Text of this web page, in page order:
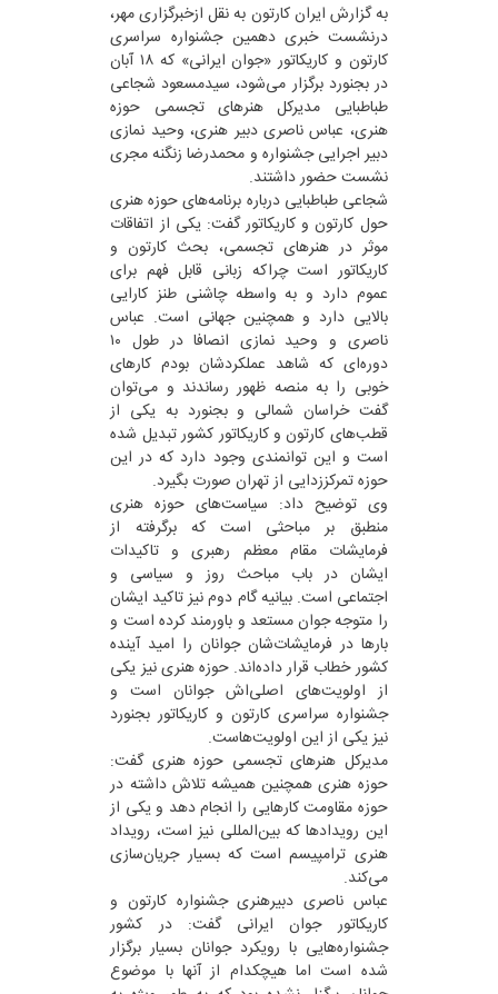
به گزارش ایران کارتون به نقل ازخبرگزاری مهر،
درنشست خبری دهمین جشنواره سراسری
کارتون و کاریکاتور «جوان ایرانی» که ۱۸ آبان
در بجنورد برگزار می‌شود، سیدمسعود شجاعی
طباطبایی مدیرکل هنرهای تجسمی حوزه
هنری، عباس ناصری دبیر هنری، وحید نمازی
دبیر اجرایی جشنواره و محمدرضا زنگنه مجری
نشست حضور داشتند.
شجاعی طباطبایی درباره برنامه‌های حوزه هنری
حول کارتون و کاریکاتور گفت: یکی از اتفاقات
موثر در هنرهای تجسمی، بحث کارتون و
کاریکاتور است چراکه زبانی قابل فهم برای
عموم دارد و به واسطه چاشنی طنز کارایی
بالایی دارد و همچنین جهانی است. عباس
ناصری و وحید نمازی انصافا در طول ۱۰
دوره‌ای که شاهد عملکردشان بودم کارهای
خوبی را به منصه ظهور رساندند و می‌توان
گفت خراسان شمالی و بجنورد به یکی از
قطب‌های کارتون و کاریکاتور کشور تبدیل شده
است و این توانمندی وجود دارد که در این
حوزه تمرکززدایی از تهران صورت بگیرد.
وی توضیح داد: سیاست‌های حوزه هنری
منطبق بر مباحثی است که برگرفته از
فرمایشات مقام معظم رهبری و تاکیدات
ایشان در باب مباحث روز و سیاسی و
اجتماعی است. بیانیه گام دوم نیز تاکید ایشان
را متوجه جوان مستعد و باورمند کرده است و
بارها در فرمایشات‌شان جوانان را امید آینده
کشور خطاب قرار داده‌اند. حوزه هنری نیز یکی
از اولویت‌های اصلی‌اش جوانان است و
جشنواره سراسری کارتون و کاریکاتور بجنورد
نیز یکی از این اولویت‌هاست.
مدیرکل هنرهای تجسمی حوزه هنری گفت:
حوزه هنری همچنین همیشه تلاش داشته در
حوزه مقاومت کارهایی را انجام دهد و یکی از
این رویدادها که بین‌المللی نیز است، رویداد
هنری ترامپیسم است که بسیار جریان‌سازی
می‌کند.
عباس ناصری دبیرهنری جشنواره کارتون و
کاریکاتور جوان ایرانی گفت: در کشور
جشنواره‌هایی با رویکرد جوانان بسیار برگزار
شده است اما هیچکدام از آنها با موضوع